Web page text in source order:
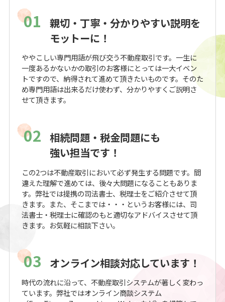
01
親切・丁寧・分かりやすい説明を
モットーに！
ややこしい専門用語が飛び交う不動産取引です。一生に
一度あるかないかの取引のお客様にとっては一大イベン
トですので、納得されて進めて頂きたいものです。そのた
め専門用語は出来るだけ使わず、分かりやすくご説明さ
せて頂きます。
02 相続問題・税金問題にも
強い担当です！
この2つは不動産取引において必ず発生する問題です。間
違えた理解で進めては、後々大問題になることもありま
す。弊社では提携の司法書士、税理士をご紹介させて頂
きます。また、そこまでは・・・というお客様には、司
法書士・税理士に確認のもと適切なアドバイスさせて頂
きます。お気軽に相談下さい。
03 オンライン相談対応しています！
時代の流れに沿って、不動産取引システムが著しく変わっ
ています。弊社ではオンライン商談システム